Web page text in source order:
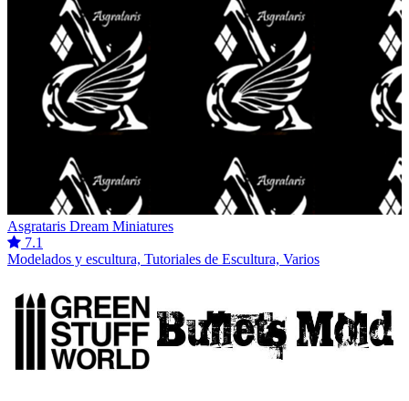
Asgrataris Dream Miniatures
7.1
Modelados y escultura, Tutoriales de Escultura, Varios